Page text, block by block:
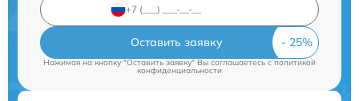
Оставить заявку
Нажимая на кнопку "Оставить заявку" Вы соглашаетесь cполитикой
конфиденциальности